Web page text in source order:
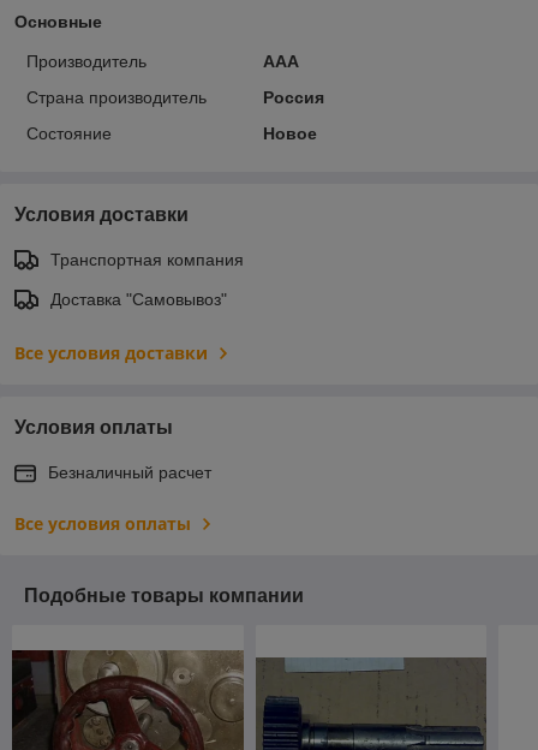
Основные
Производитель
ААА
Страна производитель
Россия
Состояние
Новое
Условия доставки
Транспортная компания
Доставка "Самовывоз"
Все условия доставки
Условия оплаты
Безналичный расчет
Все условия оплаты
Подобные товары компании